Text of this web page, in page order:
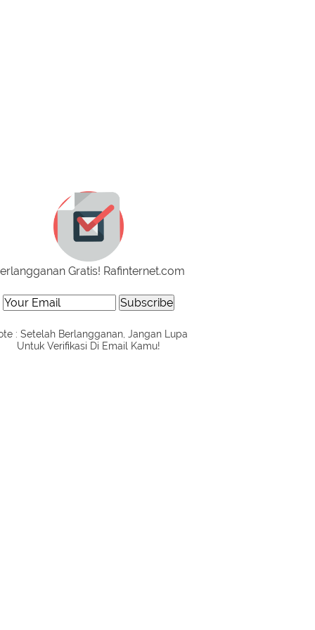
Gratis! Rafinternet.com
: Setelah Berlangganan, Jangan Lupa
Untuk Verifikasi Di Email Kamu!